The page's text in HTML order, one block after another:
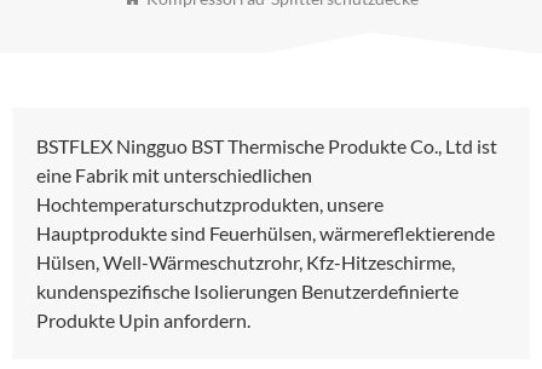
BSTFLEX Ningguo BST Thermische Produkte Co., Ltd ist
eine Fabrik mit unterschiedlichen
Hochtemperaturschutzprodukten, unsere
Hauptprodukte sind Feuerhülsen, wärmereflektierende
Hülsen, Well-Wärmeschutzrohr, Kfz-Hitzeschirme,
kundenspezifische Isolierungen Benutzerdefinierte
Produkte Upin anfordern.